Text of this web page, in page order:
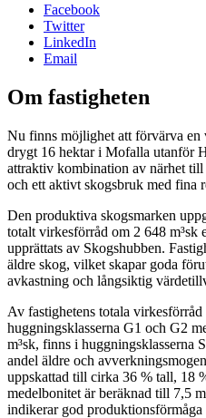
Facebook
Twitter
LinkedIn
Email
Om fastigheten
Nu finns möjlighet att förvärva en
drygt 16 hektar i Mofalla utanför
attraktiv kombination av närhet
och ett aktivt skogsbruk med fina
Den produktiva skogsmarken
totalt virkesförråd om 2 648 m³sk
upprättats av Skogshubben.
äldre skog, vilket skapar goda
avkastning och långsiktig
Av fastighetens totala
huggningsklasserna G1 och G2
m³sk, finns i huggningsklasserna
andel äldre och
uppskattad till cirka 36 % tall, 18
medelbonitet är beräknad till 7,5
indikerar god produktionsförmåga